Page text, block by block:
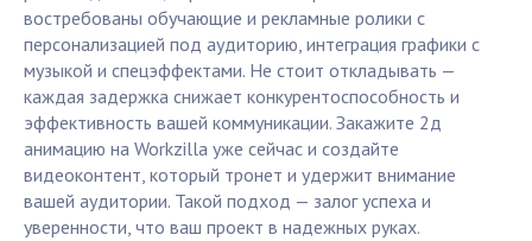
востребованы обучающие и рекламные ролики с
персонализацией под аудиторию, интеграция графики с
музыкой и спецэффектами. Не стоит откладывать —
каждая задержка снижает конкурентоспособность и
эффективность вашей коммуникации. Закажите 2д
анимацию на Workzilla уже сейчас и создайте
видеоконтент, который тронет и удержит внимание
вашей аудитории. Такой подход — залог успеха и
уверенности, что ваш проект в надежных руках.